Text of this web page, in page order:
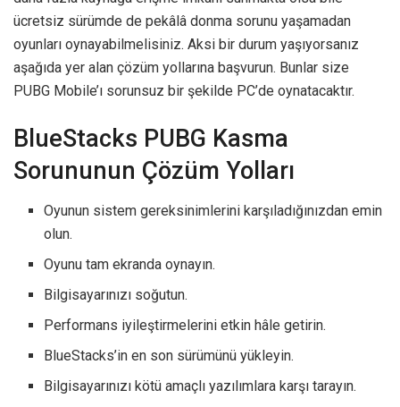
ücretsiz sürümde de pekâlâ donma sorunu yaşamadan
oyunları oynayabilmelisiniz. Aksi bir durum yaşıyorsanız
aşağıda yer alan çözüm yollarına başvurun. Bunlar size
PUBG Mobile’ı sorunsuz bir şekilde PC’de oynatacaktır.
BlueStacks PUBG Kasma
Sorununun Çözüm Yolları
Oyunun sistem gereksinimlerini karşıladığınızdan emin
olun.
Oyunu tam ekranda oynayın.
Bilgisayarınızı soğutun.
Performans iyileştirmelerini etkin hâle getirin.
BlueStacks’in en son sürümünü yükleyin.
Bilgisayarınızı kötü amaçlı yazılımlara karşı tarayın.